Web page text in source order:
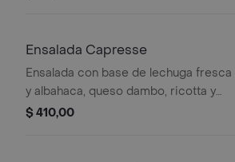
Ensalada Capresse
Ensalada con base de lechuga fresca
y albahaca, queso dambo, ricotta y
cheddar, con tomates cherrys.
$ 410,00